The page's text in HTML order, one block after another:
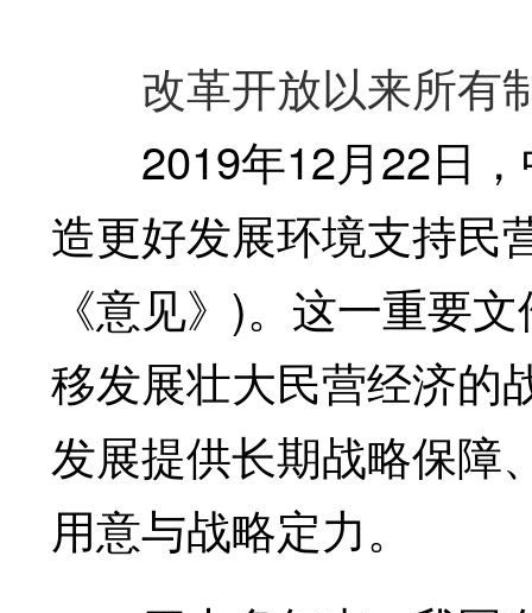
改革开放以来所有
2019年12月22日，
造更好发展环境支持民
《意见》)。这一重要
移发展壮大民营经济的
发展提供长期战略保障
用意与战略定力。